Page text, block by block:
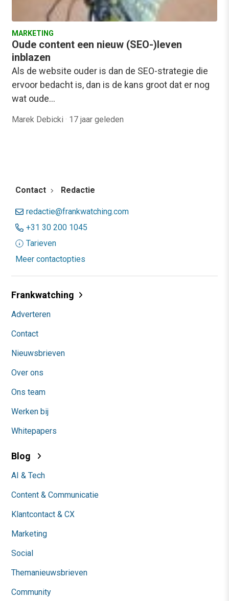
MARKETING
Oude content een nieuw (SEO-)leven
inblazen
Als de website ouder is dan de SEO-strategie die
ervoor bedacht is, dan is de kans groot dat er nog
wat oude…
Marek Debicki · 17 jaar geleden
Contact Redactie
redactie@frankwatching.com
+31 30 200 1045
Tarieven
Meer contactopties
Frankwatching
Adverteren
Contact
Nieuwsbrieven
Over ons
Ons team
Werken bij
Whitepapers
Blog
AI & Tech
Content & Communicatie
Klantcontact & CX
Marketing
Social
Themanieuwsbrieven
Community